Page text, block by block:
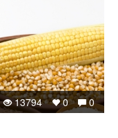
0
0
13794